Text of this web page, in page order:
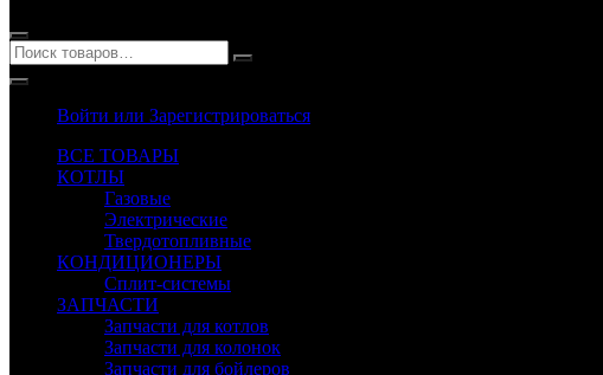
Войти или Зарегистрироваться
ВСЕ ТОВАРЫ
КОТЛЫ
Газовые
Электрические
Твердотопливные
КОНДИЦИОНЕРЫ
Сплит-системы
ЗАПЧАСТИ
Запчасти для котлов
Запчасти для колонок
Запчасти для бойлеров